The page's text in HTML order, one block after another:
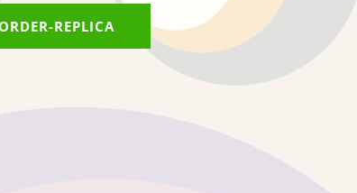
REPLICA